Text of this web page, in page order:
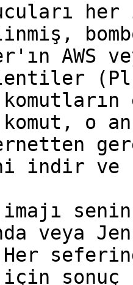
AWS
o
indir ve
imajı
veya
sonuç